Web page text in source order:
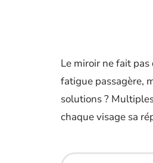
Le miroir ne fait pas
fatigue passagère,
solutions ?
chaque visage sa